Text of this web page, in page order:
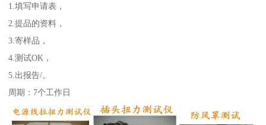
1.填写申请表，
2.提品的资料，
3.寄样品，
4.测试OK，
5.出报告/。
周期：7个工作日